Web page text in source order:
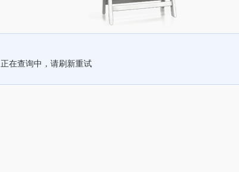
正在查询中，请刷新重试